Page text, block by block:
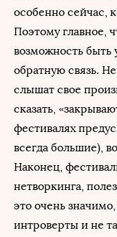
особенно сейчас,
Поэтому главное,
возможность
обратную связь.
слышат свое
сказать,
фестивалях
всегда большие),
Наконец,
нетворкинга,
это очень
интроверты и не